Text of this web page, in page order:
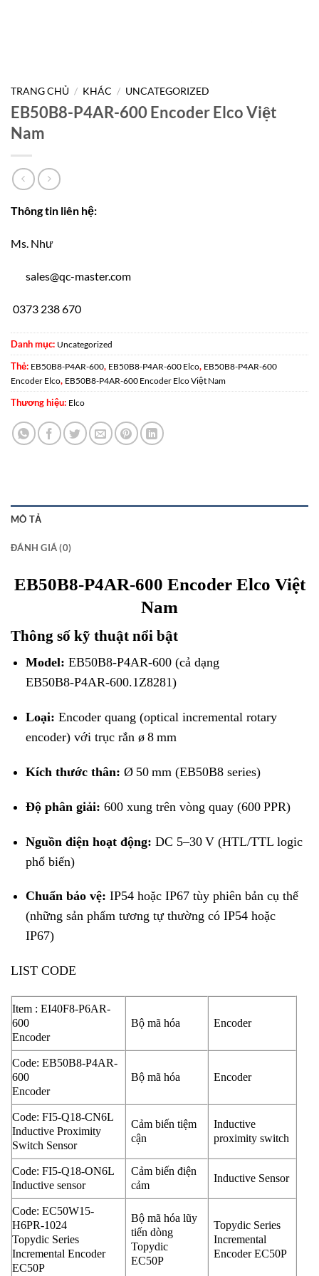
TRANG CHỦ / KHÁC / UNCATEGORIZED
EB50B8-P4AR-600 Encoder Elco Việt
Nam
Thông tin liên hệ:
Ms. Như
sales@qc-master.com
0373 238 670
Danh mục: Uncategorized
Thẻ: EB50B8-P4AR-600, EB50B8-P4AR-600 Elco, EB50B8-P4AR-600
Encoder Elco, EB50B8-P4AR-600 Encoder Elco Việt Nam
Thương hiệu: Elco
MÔ TẢ
ĐÁNH GIÁ (0)
EB50B8-P4AR-600 Encoder Elco Việt
Nam
Thông số kỹ thuật nổi bật
Model: EB50B8‑P4AR‑600 (cả dạng
EB50B8‑P4AR‑600.1Z8281)
Loại: Encoder quang (optical incremental rotary
encoder) với trục rắn ø 8 mm
Kích thước thân: Ø 50 mm (EB50B8 series)
Độ phân giải: 600 xung trên vòng quay (600 PPR)
Nguồn điện hoạt động: DC 5–30 V (HTL/TTL logic
phổ biến)
Chuẩn bảo vệ: IP54 hoặc IP67 tùy phiên bản cụ thể
(những sản phẩm tương tự thường có IP54 hoặc
IP67)
LIST CODE
Item : EI40F8-P6AR-
600
Encoder
Bộ mã hóa Encoder
Code: EB50B8-P4AR-
600
Encoder
Bộ mã hóa Encoder
Code: FI5-Q18-CN6L
Inductive Proximity
Switch Sensor
Cảm biến tiệm
cận
Inductive
proximity switch
Code: FI5-Q18-ON6L
Inductive sensor
Cảm biến điện
cảm
Inductive Sensor
Code: EC50W15-
H6PR-1024
Topydic Series
Incremental Encoder
EC50P
Bộ mã hóa lũy
tiến dòng
Topydic
EC50P
Topydic Series
Incremental
Encoder EC50P